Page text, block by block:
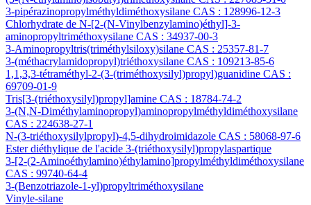
3-pipérazinopropylméthyldiméthoxysilane CAS : 128996-12-3
Chlorhydrate de N-[2-(N-Vinylbenzylamino)éthyl]-3-
aminopropyltriméthoxysilane CAS : 34937-00-3
3-Aminopropyltris(triméthylsiloxy)silane CAS : 25357-81-7
3-(méthacrylamidopropyl)triéthoxysilane CAS : 109213-85-6
1,1,3,3-tétraméthyl-2-(3-(triméthoxysilyl)propyl)guanidine CAS :
69709-01-9
Tris[3-(triéthoxysilyl)propyl]amine CAS : 18784-74-2
3-(N,N-Diméthylaminopropyl)aminopropylméthyldiméthoxysilane
CAS : 224638-27-1
N-(3-triéthoxysilylpropyl)-4,5-dihydroimidazole CAS : 58068-97-6
Ester diéthylique de l'acide 3-(triéthoxysilyl)propylaspartique
3-[2-(2-Aminoéthylamino)éthylamino]propylméthyldiméthoxysilane
CAS : 99740-64-4
3-(Benzotriazole-1-yl)propyltriméthoxysilane
Vinyle-silane